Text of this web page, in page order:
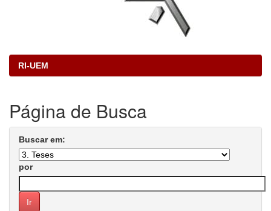
RI-UEM
Página de Busca
Buscar em:
por